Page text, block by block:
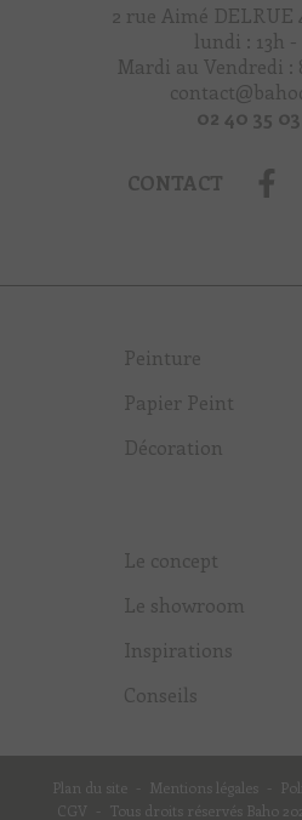
2 rue Aimé DELRUE
lundi : 13h -
Mardi au Vendredi :
02 40 35
CONTACT
Peinture
Papier Peint
Décoration
Le concept
Le showroom
Inspirations
Conseils
Plan du site Mentions légales
CGV
Tous droits réservés Baho